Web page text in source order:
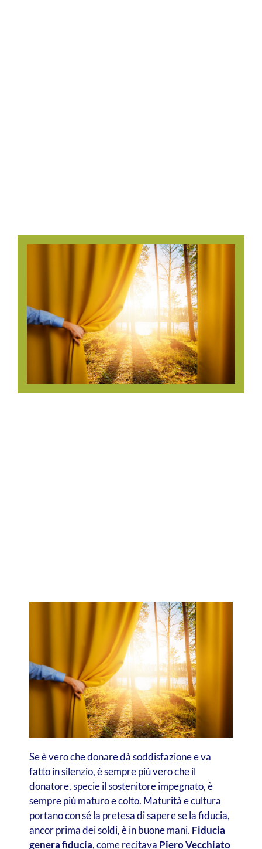
Se è vero che donare dà soddisfazione e va
fatto in silenzio, è sempre più vero che il
donatore, specie il sostenitore impegnato, è
sempre più maturo e colto. Maturità e cultura
portano con sé la pretesa di sapere se la fiducia,
ancor prima dei soldi, è in buone mani. Fiducia
genera fiducia, come recitava Piero Vecchiato